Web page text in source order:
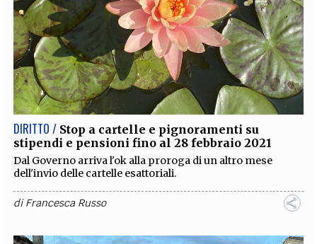
DIRITTO / Stop a cartelle e pignoramenti su
stipendi e pensioni fino al 28 febbraio 2021
Dal Governo arriva l'ok alla proroga di un altro mese
dell'invio delle cartelle esattoriali.
diFrancesca Russo